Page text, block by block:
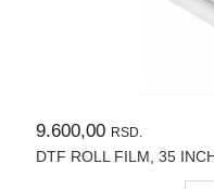
9.600,00 RSD.
DTF ROLL FILM, 35